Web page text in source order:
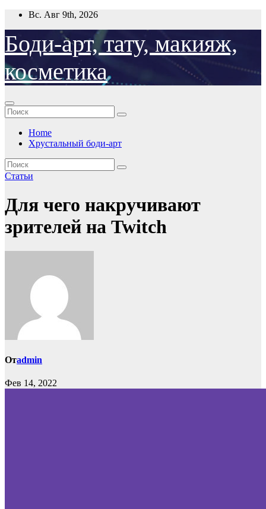
Перейти
содержимому
Вс. Авг 9th, 2026
Боди-арт, тату, макияж,
косметика
Home
Хрустальный боди-арт
Статьи
Для чего накручивают
зрителей на Twitch
Отadmin
Фев 14, 2022